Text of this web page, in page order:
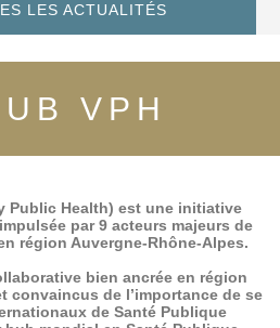
LES ACTUALITÉS
VPH
Public Health) est une initiative
par 9 acteurs majeurs de
région Auvergne-Rhône-Alpes.
bien ancrée en région
convaincus de l’importance de se
de Santé Publique